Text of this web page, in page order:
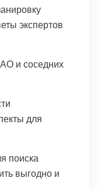
экспертов
и соседних
для
поиска
выгодно и